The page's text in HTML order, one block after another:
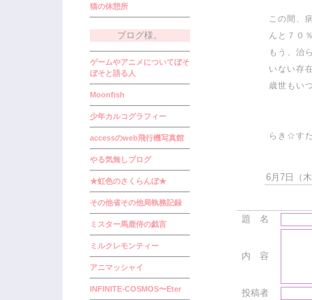
猫の休憩所
ブログ様。
ゲームやアニメについてぼそ
ぼそと語る人
Moonfish
少年カルコグラフィー
accessのweb飛行機写真館
やる気無しブログ
★虹色のさくらんぼ★
その他省その他局執務記録
ミスター馬鹿侍の戯言
ミルクレモンティー
アニマッシャイ
INFINITE-COSMOS〜Eter
この間、
んと７０
もう、治
いない存
歳世もい
らき☆す
6月7日（
題 名
内 容
投稿者